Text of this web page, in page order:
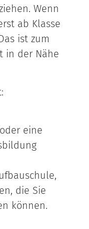
Wenn
ab Klasse
ist zum
in der Nähe
eine
die Sie
können.